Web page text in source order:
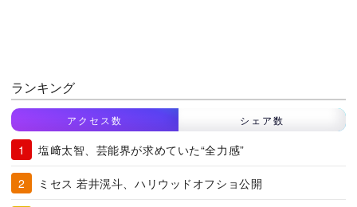
ランキング
アクセス数 シェア数
塩﨑太智、芸能界が求めていた“全力感”
ミセス 若井滉斗、ハリウッドオフショ公開